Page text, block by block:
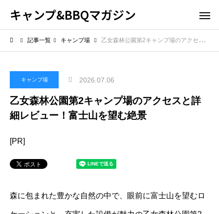
キャンプ&BBQマガジン
記事一覧 キャンプ場 乙女森林公園第2キャンプ場のアクセスと詳細レビュー！富士山を望む絶景
キャンプ場 2026.07.06
乙女森林公園第2キャンプ場のアクセスと詳
細レビュー！富士山を望む絶景
[PR]
森に包まれた豊かな自然の中で、眼前に富士山を望むロ